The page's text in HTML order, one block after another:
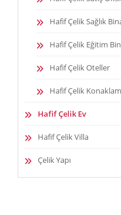
Hafif Çelik Sağlık
Hafif Çelik Eğitim
Hafif Çelik Oteller
Hafif Çelik
Hafif Çelik Ev
Hafif Çelik Villa
Çelik Yapı